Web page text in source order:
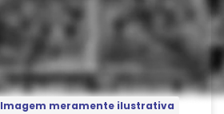
Imagem meramente ilustrativa